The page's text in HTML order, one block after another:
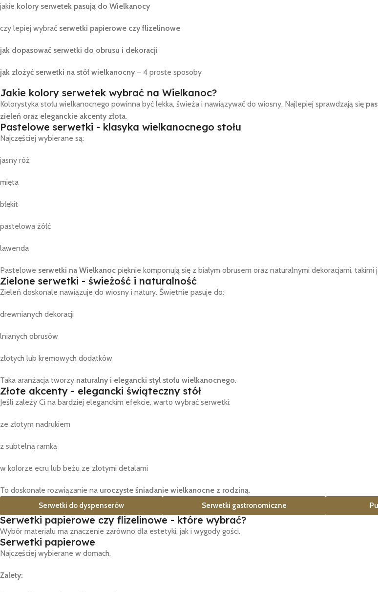
jakie kolory serwetek pasują do Wielkanocy
czy lepiej wybrać serwetki papierowe czy flizelinowe
jak dopasować serwetki do obrusu i dekoracji
jak złożyć serwetki na stół wielkanocny – 4 proste sposoby
Jakie kolory serwetek wybrać na Wielkanoc?
Kolorystyka stołu wielkanocnego powinna być lekka, świeża i nawiązywać do wiosny. Najlepiej sprawdzają się
zieleń oraz eleganckie akcenty złota.
Pastelowe serwetki - klasyka wielkanocnego stołu
Najczęściej wybierane są:
jasny róż
mięta
błękit
pastelowa żółć
lawenda
Pastelowe serwetki na Wielkanoc pięknie komponują się z białym obrusem oraz naturalnymi dekoracjami, takimi
Zielone serwetki - świeżość i naturalność
Zieleń doskonale nawiązuje do wiosny i natury. Świetnie pasuje do:
drewnianych dekoracji
lnianych obrusów
złotych lub kremowych dodatków
Taka aranżacja tworzy naturalny i elegancki styl stołu wielkanocnego.
Złote akcenty - elegancki świąteczny stół
Jeśli zależy Ci na bardziej eleganckim efekcie, warto wybrać serwetki:
ze złotym nadrukiem
z subtelną ramką
w kolorze ecru lub beżu ze złotymi detalami
To doskonałe rozwiązanie na uroczyste śniadanie wielkanocne z rodziną.
Serwetki do dyspenserów Serwetki gastronomiczne
Serwetki papierowe czy flizelinowe - które wybrać?
Wybór materiału ma znaczenie zarówno dla estetyki, jak i wygody gości.
Serwetki papierowe
Najczęściej wybierane w domach.
Zalety: